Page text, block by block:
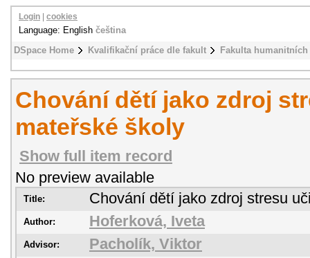
DSpace Home Kvalifikační práce dle fakult Fakulta
Login cookies
Language: English čeština
Chování dětí jako zdroj
mateřské školy
Show full item record
No preview available
Title: Chování dětí jako zdroj stresu
Author: Hoferková, Iveta
Advisor: Pacholík, Viktor